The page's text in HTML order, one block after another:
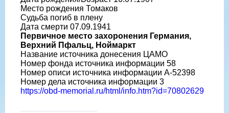
Место рождения Томаков
Судьба погиб в плену
Дата смерти 07.09.1941
Первичное место захоронения Германия,
Верхний Пфальц, Ноймаркт
Название источника донесения ЦАМО
Номер фонда источника информации 58
Номер описи источника информации A-52398
Номер дела источника информации 3
https://obd-memorial.ru/html/info.htm?id=70802629